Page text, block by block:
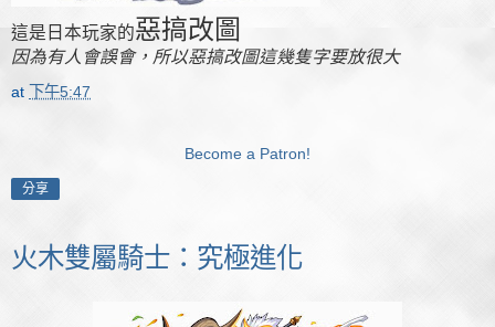
這是日本玩家的惡搞改圖
因為有人會誤會，所以惡搞改圖這幾隻字要放很大
at 下午5:47
Become a Patron!
分享
火木雙屬騎士：究極進化